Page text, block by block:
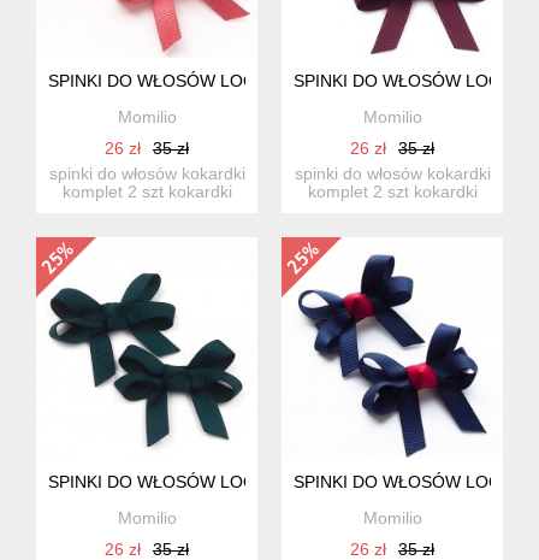
SPINKI DO WŁOSÓW LOOP BOW CINNABAR
Momilio
26 zł
35 zł
spinki do włosów kokardki
komplet 2 szt kokardki
SPINKI DO WŁOSÓW LOOP
Momilio
26 zł
35 zł
spinki do włosów kokardki
komplet 2 szt kokardki
SPINKI DO WŁOSÓW LOOP BOW DARK GREEN
Momilio
26 zł
35 zł
SPINKI DO WŁOSÓW LOOP
Momilio
26 zł
35 zł